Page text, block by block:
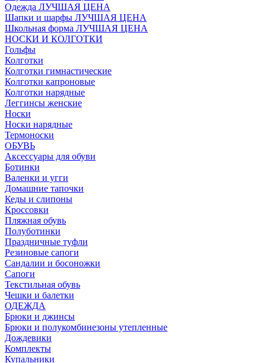
Одежда ЛУЧШАЯ ЦЕНА
Шапки и шарфы ЛУЧШАЯ ЦЕНА
Школьная форма ЛУЧШАЯ ЦЕНА
НОСКИ И КОЛГОТКИ
Гольфы
Колготки
Колготки гимнастические
Колготки капроновые
Колготки нарядные
Леггинсы женские
Носки
Носки нарядные
Термоноски
ОБУВЬ
Аксессуары для обуви
Ботинки
Валенки и угги
Домашние тапочки
Кеды и слипоны
Кроссовки
Пляжная обувь
Полуботинки
Праздничные туфли
Резиновые сапоги
Сандалии и босоножки
Сапоги
Текстильная обувь
Чешки и балетки
ОДЕЖДА
Брюки и джинсы
Брюки и полукомбинезоны утепленные
Дождевики
Комплекты
Купальники